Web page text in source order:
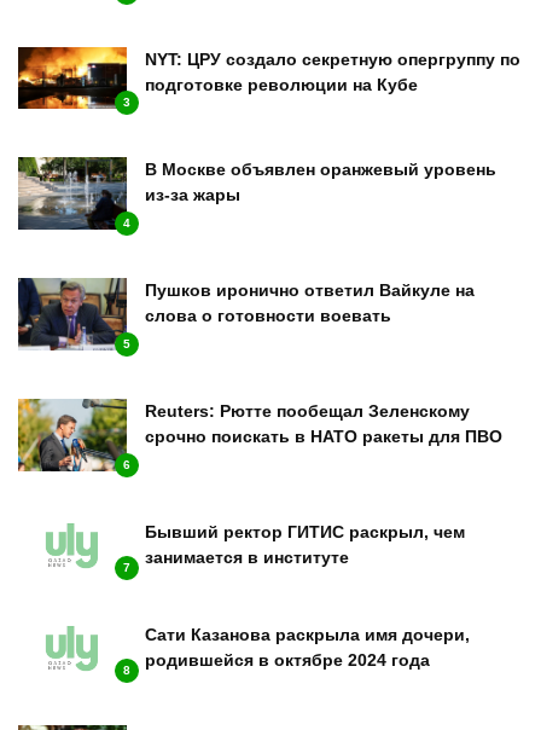
3
NYT: ЦРУ создало секретную опергруппу по
подготовке революции на Кубе
4
В Москве объявлен оранжевый уровень
из-за жары
5
Пушков иронично ответил Вайкуле на
слова о готовности воевать
6
Reuters: Рютте пообещал Зеленскому
срочно поискать в НАТО ракеты для ПВО
7
Бывший ректор ГИТИС раскрыл, чем
занимается в институте
8
Сати Казанова раскрыла имя дочери,
родившейся в октябре 2024 года